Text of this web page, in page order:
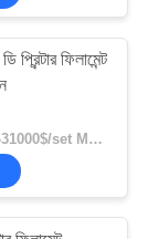
প্রিন্টার ফিলামেন্ট
Dollar 16000-31000$/set MOQ:1